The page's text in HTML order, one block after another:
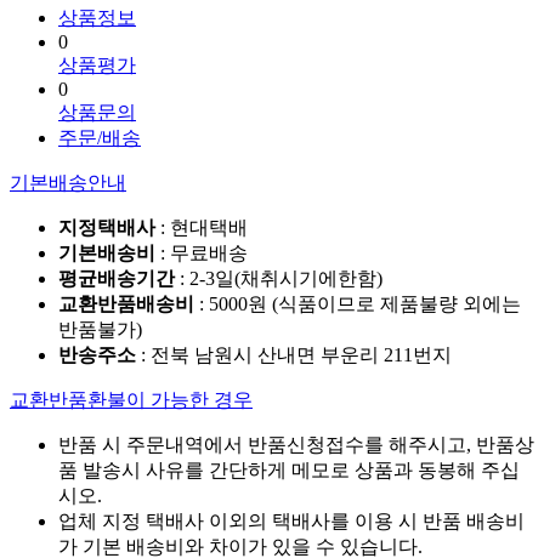
상품정보
0
상품평가
0
상품문의
주문/배송
기본배송안내
지정택배사: 현대택배
기본배송비
: 무료배송
평균배송기간: 2-3일(채취시기에한함)
교환반품배송비
: 5000원 (식품이므로 제품불량 외에는
반품불가)
반송주소 : 전북 남원시 산내면 부운리 211번지
교환반품환불이 가능한 경우
반품 시 주문내역에서 반품신청접수를 해주시고, 반품상
품 발송시 사유를 간단하게 메모로 상품과 동봉해 주십
시오.
업체 지정 택배사 이외의 택배사를 이용 시 반품 배송비
가 기본 배송비와 차이가 있을 수 있습니다.